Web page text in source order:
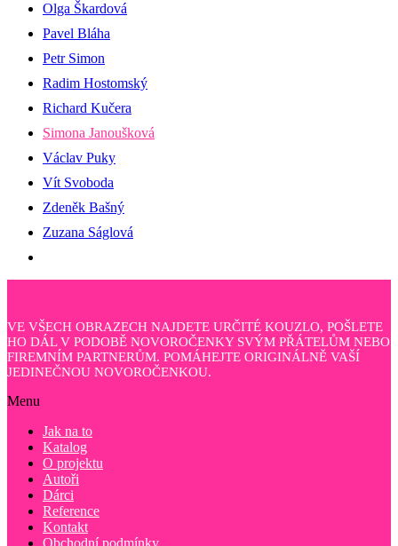
Olga Škardová
Pavel Bláha
Petr Simon
Radim Hostomský
Richard Kučera
Simona Janoušková
Václav Puky
Vít Svoboda
Zdeněk Bašný
Zuzana Ságlová
VE VŠECH OBRAZECH NAJDETE URČITÉ KOUZLO, POŠLETE
HO DÁL V PODOBĚ NOVOROČENKY SVÝM PŘÁTELŮM NEBO
FIREMNÍM PARTNERŮM. POMÁHEJTE ORIGINÁLNĚ VAŠÍ
JEDINEČNOU NOVOROČENKOU.
Menu
Jak na to
Katalog
O projektu
Autoři
Dárci
Reference
Kontakt
Obchodní podmínky